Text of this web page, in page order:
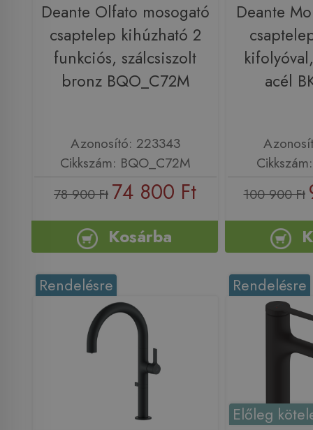
Deante Olfato mosogató
csaptelep kihúzható 2
funkciós, szálcsiszolt
bronz BQO_C72M
Azonosító: 223343
Cikkszám: BQO_C72M
78 900 Ft 74 800 Ft
Kosárba
Deante
acél
100 900 Ft
Rendelésre Rendelésre
Előleg